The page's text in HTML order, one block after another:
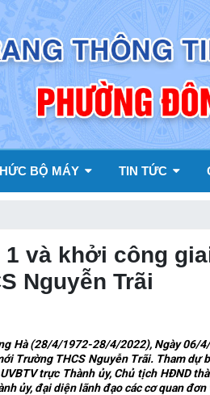
BỘ MÁY TIN TỨC
và khởi công
Nguyễn Trãi
Hà (28/4/1972-28/4/2022), Ngày 06/
Trường THCS Nguyễn Trãi. Tham
trực Thành ủy, Chủ tịch HĐND
ủy, đại diện lãnh đạo các cơ quan đơn